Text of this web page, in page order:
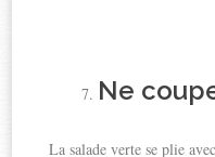
Ne
La salade verte se plie